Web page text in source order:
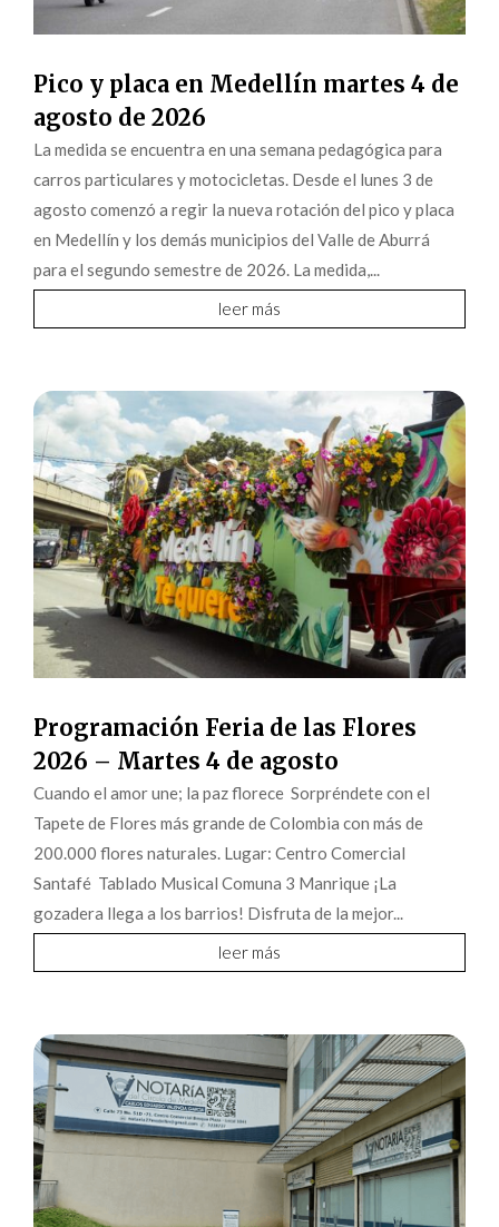
Pico y placa en Medellín martes 4 de
agosto de 2026
La medida se encuentra en una semana pedagógica para
carros particulares y motocicletas. Desde el lunes 3 de
agosto comenzó a regir la nueva rotación del pico y placa
en Medellín y los demás municipios del Valle de Aburrá
para el segundo semestre de 2026. La medida,...
leer más
Programación Feria de las Flores
2026 – Martes 4 de agosto
Cuando el amor une; la paz florece Sorpréndete con el
Tapete de Flores más grande de Colombia con más de
200.000 flores naturales. Lugar: Centro Comercial
Santafé Tablado Musical Comuna 3 Manrique ¡La
gozadera llega a los barrios! Disfruta de la mejor...
leer más